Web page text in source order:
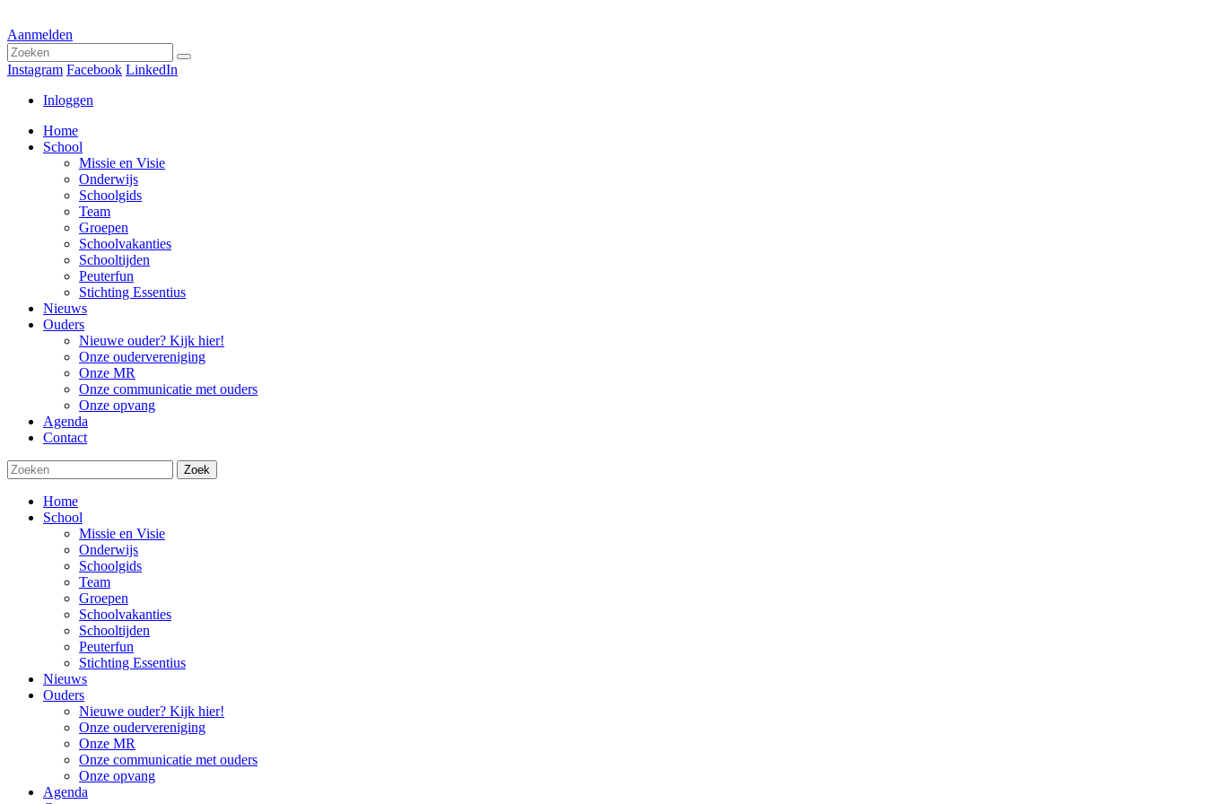
Aanmelden
Instagram Facebook LinkedIn
Inloggen
Home
School
Missie en Visie
Onderwijs
Schoolgids
Team
Groepen
Schoolvakanties
Schooltijden
Peuterfun
Stichting Essentius
Nieuws
Ouders
Nieuwe ouder? Kijk hier!
Onze oudervereniging
Onze MR
Onze communicatie met ouders
Onze opvang
Agenda
Contact
Zoek
Home
School
Missie en Visie
Onderwijs
Schoolgids
Team
Groepen
Schoolvakanties
Schooltijden
Peuterfun
Stichting Essentius
Nieuws
Ouders
Nieuwe ouder? Kijk hier!
Onze oudervereniging
Onze MR
Onze communicatie met ouders
Onze opvang
Agenda